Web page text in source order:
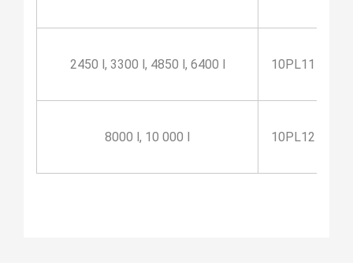
2450 l, 3300 l, 4850 l, 6400 l 10PL11
8000 l, 10 000 l 10PL12